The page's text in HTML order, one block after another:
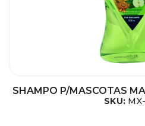
SHAMPO P/MASCOTAS
SKU: